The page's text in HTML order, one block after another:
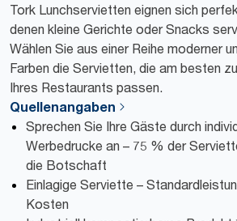
Tork Lunchservietten eignen sich
denen kleine Gerichte oder Snacks
Wählen Sie aus einer Reihe moderner
Farben die Servietten, die am besten
Ihres Restaurants passen.
Quellenangaben
Sprechen Sie Ihre Gäste durch
Werbedrucke an – 75 % der
die Botschaft
Einlagige Serviette –
Kosten